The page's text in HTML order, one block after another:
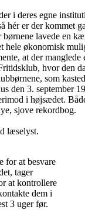
i deres egne
hér er der kommet
lavede en
hele økonomisk
at der
hvor den
som
den 3. september
i højsædet.
sjove rekordbog.
læselyst.
for at besvare
tager
at kontrollere
dem i
3 uger før.